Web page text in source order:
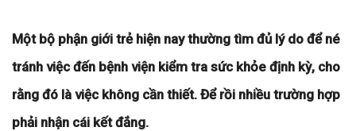
Một bộ phận giới trẻ hiện nay thường tìm đủ lý do để né
tránh việc đến bệnh viện kiểm tra sức khỏe định kỳ, cho
rằng đó là việc không cần thiết. Để rồi nhiều trường hợp
phải nhận cái kết đắng.